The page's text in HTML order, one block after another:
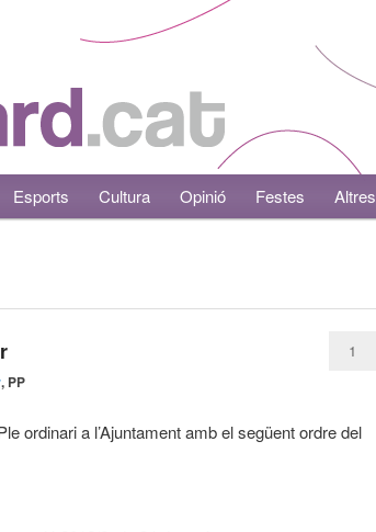
Esports Cultura Opinió Festes Altres
, PP
1
ordinari a l’Ajuntament amb el següent ordre del